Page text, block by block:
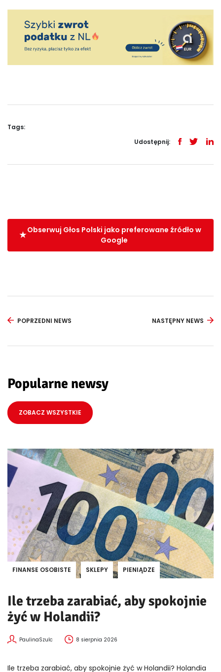
Tags:
Udostępnij:
Obserwuj Głos Polski jako preferowane źródło w
Google
POPRZEDNI NEWS NASTĘPNY NEWS
Popularne newsy
ZOBACZ WSZYSTKIE
FINANSE OSOBISTE SKLEPY PIENIĄDZE
Ile trzeba zarabiać, aby spokojnie
żyć w Holandii?
PaulinaSzulc 8 sierpnia 2026
Ile trzeba zarabiać, aby spokojnie żyć w Holandii? Holandia